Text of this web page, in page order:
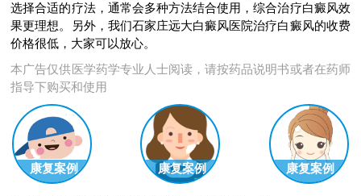
选择合适的疗法，通常会多种方法结合使用，综合治疗白癜风效
果更理想。另外，我们石家庄远大白癜风医院治疗白癜风的收费
价格很低，大家可以放心。
本广告仅供医学药学专业人士阅读，请按药品说明书或者在药师
指导下购买和使用
康复案例 康复案例 康复案例